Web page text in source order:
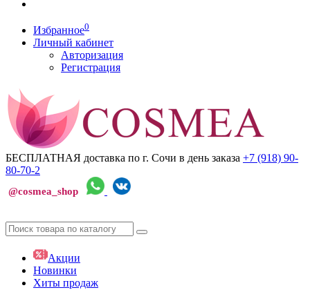
Избранное0
Личный кабинет
Авторизация
Регистрация
БЕСПЛАТНАЯ доставка по г. Сочи в день заказа +7 (918) 90-
80-70-2
@cosmea_shop
Акции
Новинки
Хиты продаж